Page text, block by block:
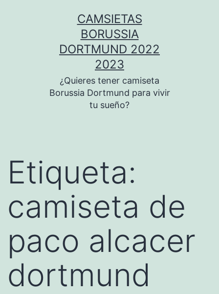
CAMSIETAS
BORUSSIA
DORTMUND 2022
2023
¿Quieres tener camiseta
Borussia Dortmund para vivir
tu sueño?
Etiqueta:
camiseta de
paco alcacer
dortmund